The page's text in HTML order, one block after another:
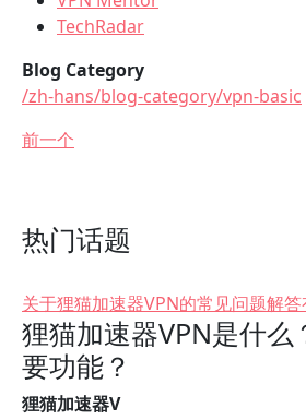
TechRadar
Blog Category
/zh-hans/blog-category/vpn-basic
前一个
热门话题
关于狸猫加速器VPN的常见问题解答
狸猫加速器VPN是什么
要功能？
狸猫加速器V